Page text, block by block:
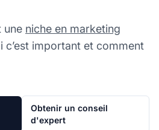
une niche en marketing
c’est important et comment
Obtenir un conseil
d'expert